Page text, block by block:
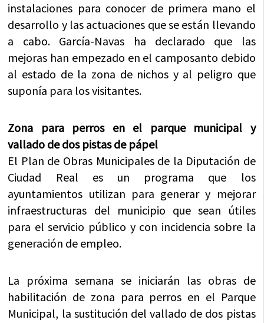
instalaciones para conocer de primera mano el
desarrollo y las actuaciones que se están llevando
a cabo. García-Navas ha declarado que las
mejoras han empezado en el camposanto debido
al estado de la zona de nichos y al peligro que
suponía para los visitantes.
Zona para perros en el parque municipal y
vallado de dos pistas de pápel
El Plan de Obras Municipales de la Diputación de
Ciudad Real es un programa que los
ayuntamientos utilizan para generar y mejorar
infraestructuras del municipio que sean útiles
para el servicio público y con incidencia sobre la
generación de empleo.
La próxima semana se iniciarán las obras de
habilitación de zona para perros en el Parque
Municipal, la sustitución del vallado de dos pistas